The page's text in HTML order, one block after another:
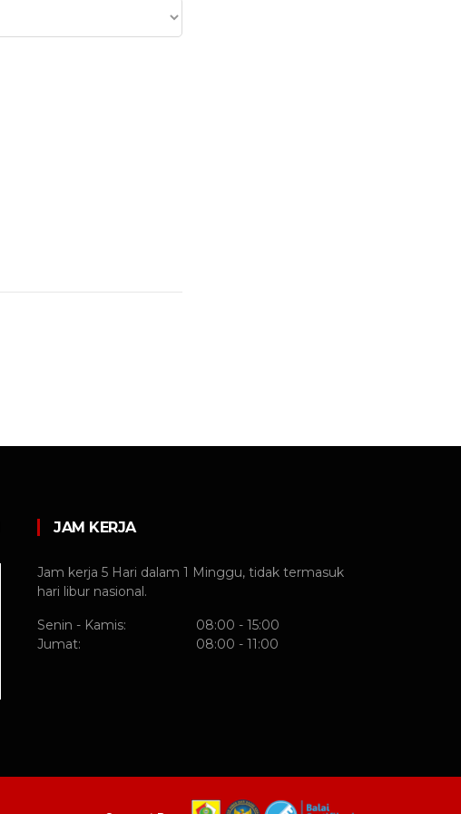
JAM KERJA
Jam kerja 5 Hari dalam 1 Minggu, tidak termasuk
hari libur nasional.
Senin - Kamis:
08:00 - 15:00
Jumat:
08:00 - 11:00